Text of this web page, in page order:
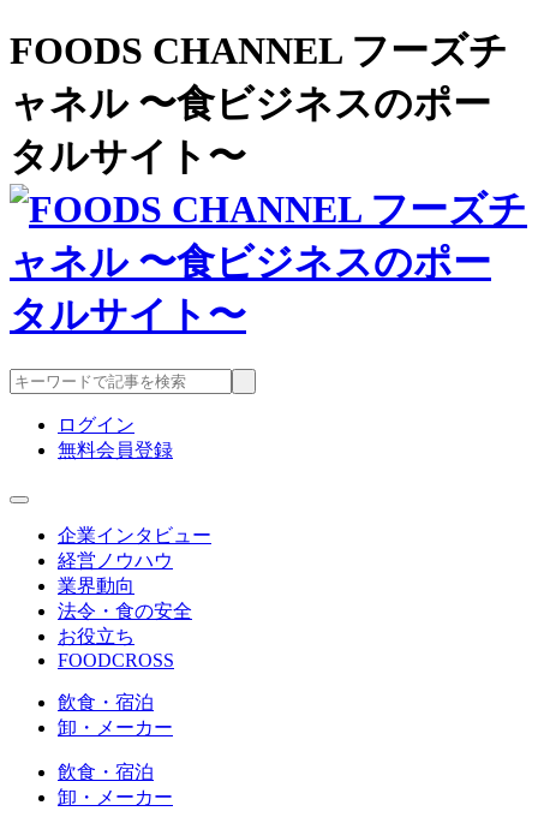
FOODS CHANNEL フーズチ
ャネル 〜食ビジネスのポー
タルサイト〜
ログイン
無料会員登録
企業インタビュー
経営ノウハウ
業界動向
法令・食の安全
お役立ち
FOODCROSS
飲食・宿泊
卸・メーカー
飲食・宿泊
卸・メーカー